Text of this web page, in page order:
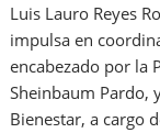
Luis Lauro Reyes
impulsa en
encabezado por la
Sheinbaum Pardo,
Bienestar, a cargo